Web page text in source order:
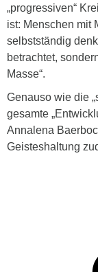
„progressiven“
ist: Menschen mit
selbstständig
betrachtet,
Masse“.
Genauso wie die
gesamte
Annalena
Geisteshaltung